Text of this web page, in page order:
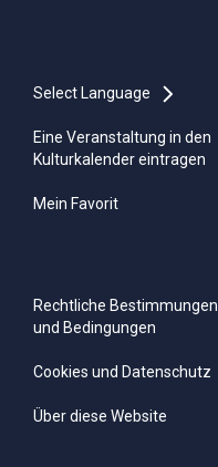
Select Language
Eine Veranstaltung in den
Kulturkalender eintragen
Mein Favorit
Rechtliche Bestimmungen
und Bedingungen
Cookies und Datenschutz
Über diese Website